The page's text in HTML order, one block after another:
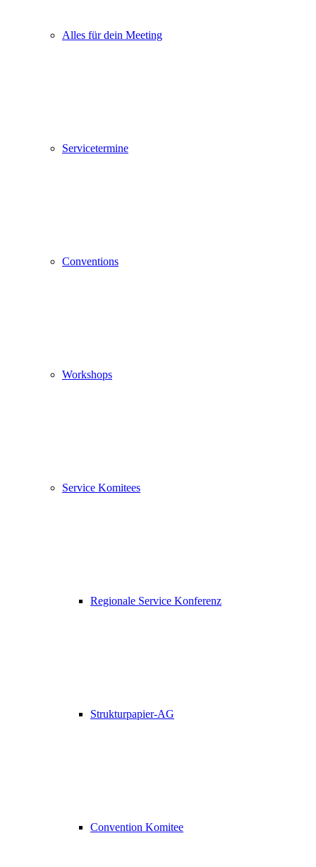
Alles für dein Meeting
Servicetermine
Conventions
Workshops
Service Komitees
Regionale Service Konferenz
Strukturpapier-AG
Convention Komitee